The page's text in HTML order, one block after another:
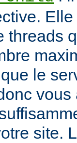
threads
le
vous
site.